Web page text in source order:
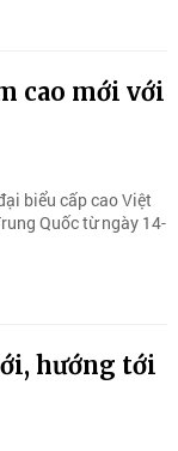
cao mới với
biểu cấp cao Việt
Quốc từ ngày 14-
hướng tới